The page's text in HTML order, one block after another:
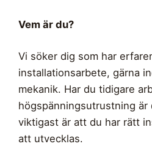
Vem är du?
Vi söker dig som har
installationsarbete, gärna
mekanik. Har du tidigare
högspänningsutrustning är
viktigast är att du har rätt
att utvecklas.